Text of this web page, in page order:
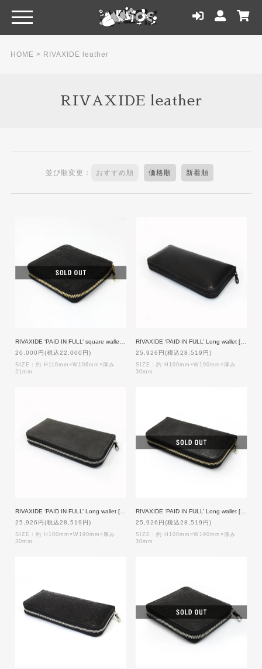
HOME > RIVAXIDE leather
RIVAXIDE leather
並び順変更： おすすめ順 価格順 新着順
20,000円(税込22,000円)
SIZE：約 H110mm×W106mm×厚み
21mm
25,926円(税込28,519円)
SIZE：約 H100mm×W190mm×厚み
30mm
25,926円(税込28,519円)
SIZE：約 H100mm×W190mm×厚み
30mm
25,926円(税込28,519円)
SIZE：約 H100mm×W190mm×厚み
30mm